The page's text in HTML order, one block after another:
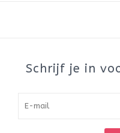
Schrijf je in